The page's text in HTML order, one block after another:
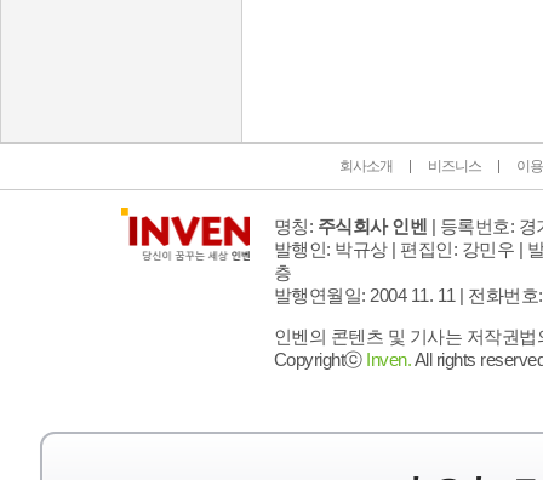
회사소개 비즈니스 이
명칭: 주식회사 인벤 | 등록번호: 경
발행인: 박규상 | 편집인: 강민우 |
층
발행연월일: 2004 11. 11 | 전화번호
인벤의 콘텐츠 및 기사는 저작권
Copyrightⓒ Inven.All rights